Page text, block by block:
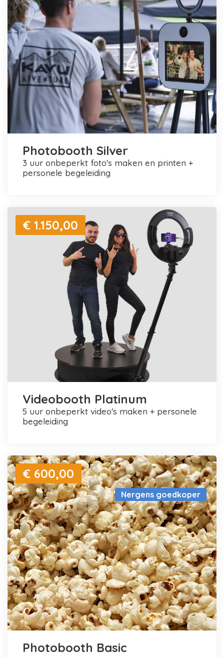
Photobooth Silver
3 uur onbeperkt foto's maken en printen +
personele begeleiding
€ 1.150,00
Videobooth Platinum
5 uur onbeperkt video's maken + personele
begeleiding
Nergens goedkoper
€ 600,00
Photobooth Basic